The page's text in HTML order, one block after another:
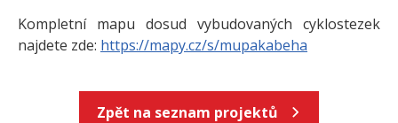
Kompletní mapu dosud vybudovaných cyklostezek
najdete zde: https://mapy.cz/s/mupakabeha
Zpět na seznam projektů